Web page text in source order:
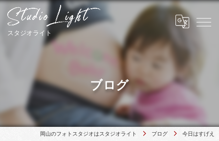
ブログ
岡山のフォトスタジオはスタジオライト ブログ 今日はすげえ